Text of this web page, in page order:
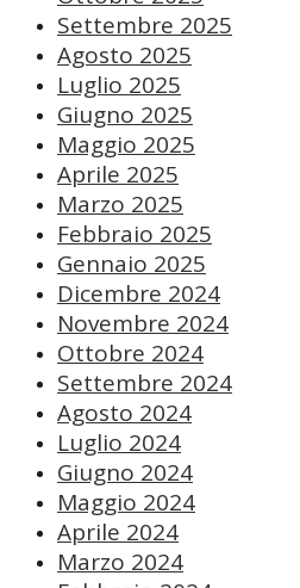
Settembre 2025
Agosto 2025
Luglio 2025
Giugno 2025
Maggio 2025
Aprile 2025
Marzo 2025
Febbraio 2025
Gennaio 2025
Dicembre 2024
Novembre 2024
Ottobre 2024
Settembre 2024
Agosto 2024
Luglio 2024
Giugno 2024
Maggio 2024
Aprile 2024
Marzo 2024